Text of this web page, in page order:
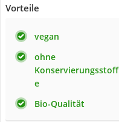
Vorteile
vegan
ohne
Konservierungsstoff
e
Bio-Qualität